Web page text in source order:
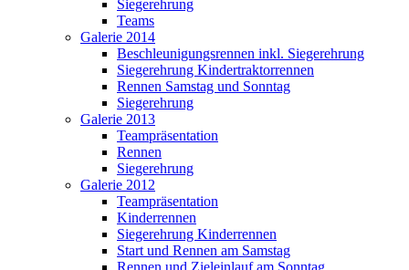
Siegerehrung
Teams
Galerie 2014
Beschleunigungsrennen inkl. Siegerehrung
Siegerehrung Kindertraktorrennen
Rennen Samstag und Sonntag
Siegerehrung
Galerie 2013
Teampräsentation
Rennen
Siegerehrung
Galerie 2012
Teampräsentation
Kinderrennen
Siegerehrung Kinderrennen
Start und Rennen am Samstag
Rennen und Zieleinlauf am Sonntag